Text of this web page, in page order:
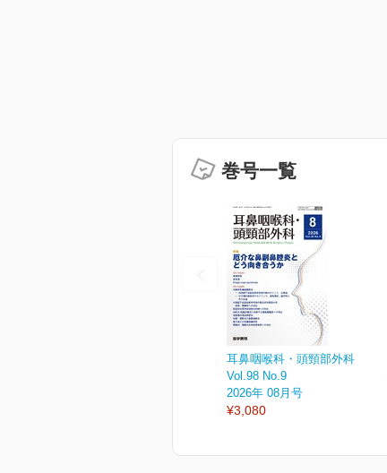
巻号一覧
耳鼻咽喉科・頭頸部外科
Vol.98 No.9
2026年 08月号
¥3,080